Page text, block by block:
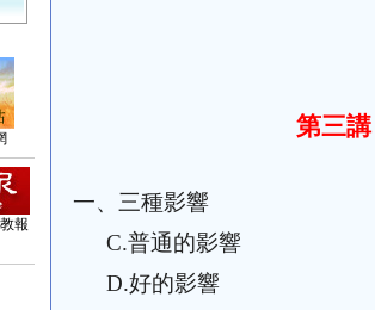
報
第三
一、 三種影響
C.普通的影響
D.好的影響